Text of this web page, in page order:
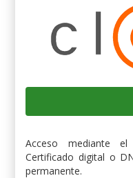
Acceso mediante
Certificado digital o
permanente.